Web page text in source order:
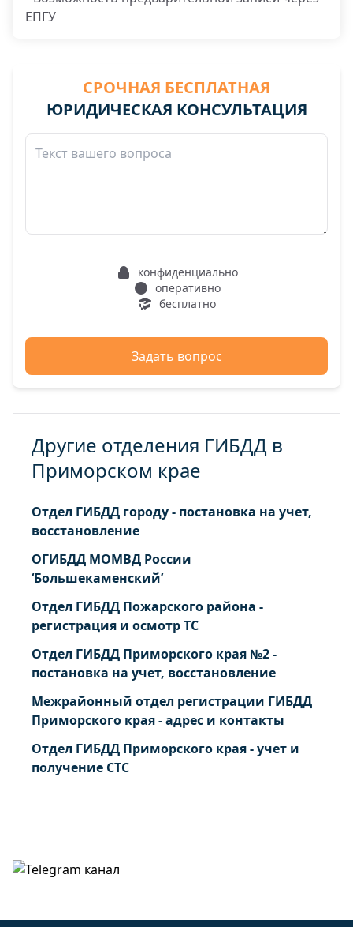
ЕПГУ
СРОЧНАЯ БЕСПЛАТНАЯ
ЮРИДИЧЕСКАЯ КОНСУЛЬТАЦИЯ
конфиденциально
оперативно
бесплатно
Задать вопрос
Другие отделения ГИБДД в
Приморском крае
Отдел ГИБДД городу - постановка на учет,
восстановление
ОГИБДД МОМВД России
‘Большекаменский’
Отдел ГИБДД Пожарского района -
регистрация и осмотр ТС
Отдел ГИБДД Приморского края №2 -
постановка на учет, восстановление
Межрайонный отдел регистрации ГИБДД
Приморского края - адрес и контакты
Отдел ГИБДД Приморского края - учет и
получение СТС